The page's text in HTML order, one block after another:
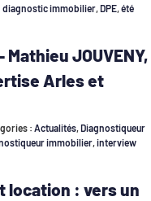
diagnostic immobilier DPE été
JOUVENY,
Arles et
: Actualités Diagnostiqueur
immobilier interview
location : vers un